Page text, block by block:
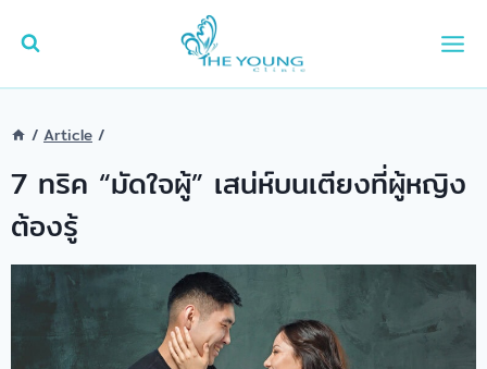
/ Article /
7 ทริค “มัดใจผู้” เสน่ห์บนเตียงที่ผู้หญิง
ต้องรู้